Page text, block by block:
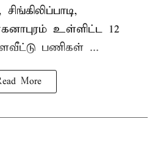
உள்ளிட்ட 12
பணிகள் ...
More